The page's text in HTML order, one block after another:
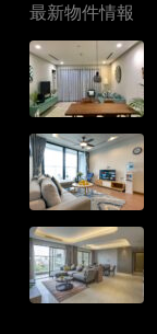
最新物件情報